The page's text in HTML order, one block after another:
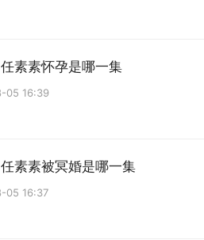
任素素怀孕是哪一集
05 16:39
任素素被冥婚是哪一集
05 16:37